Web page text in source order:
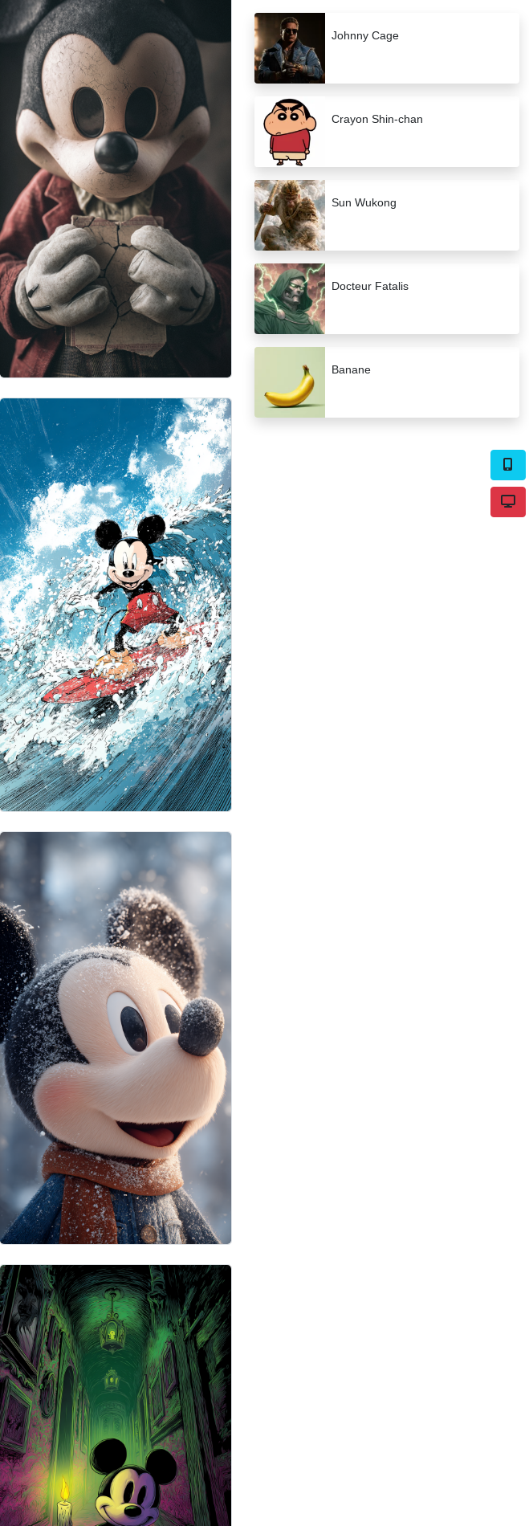
Johnny Cage
Crayon Shin-chan
Sun Wukong
Docteur Fatalis
Banane